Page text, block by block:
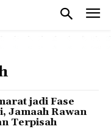
jadi Fase
Jamaah Rawan
Terpisah